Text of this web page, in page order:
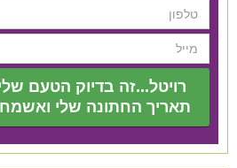
רויטל...זה בדיוק הטעם
תאריך החתונה שלי